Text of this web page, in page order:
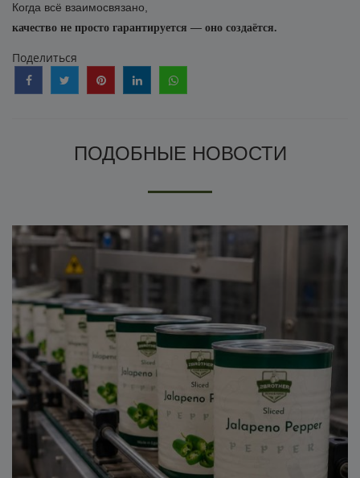
Когда всё взаимосвязано,
качество не просто гарантируется — оно создаётся.
Поделиться
ПОДОБНЫЕ НОВОСТИ